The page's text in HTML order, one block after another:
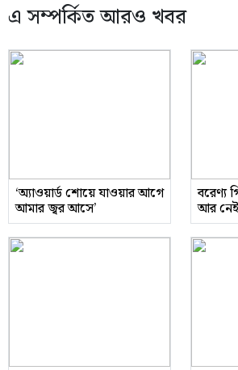
এ সম্পর্কিত আরও খবর
‘অ্যাওয়ার্ড শোয়ে যাওয়ার আগে
আমার জ্বর আসে’
বরেণ্য
আর নেই